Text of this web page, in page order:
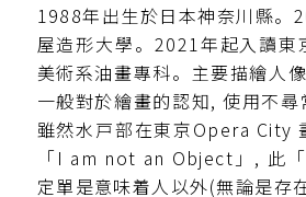
1988年出生於日本神奈川縣。
屋造形大學。2021年起入讀東
美術系油畫專科。主要描繪人
一般對於繪畫的認知, 使用不尋
雖然水戸部在東京Opera City
「I am not an Object」, 此
定單是意味着人以外(無論是存